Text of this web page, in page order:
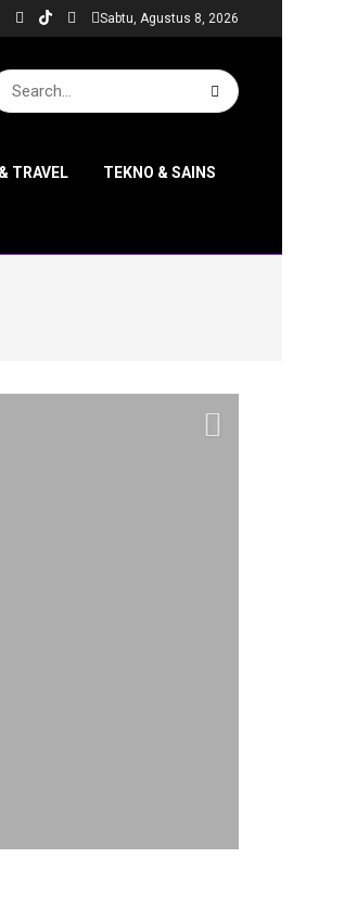
Sabtu, Agustus 8, 2026
TRAVEL TEKNO & SAINS